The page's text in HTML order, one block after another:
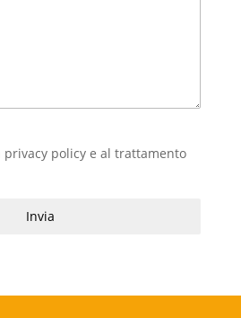
privacy policye al trattamento
Invia